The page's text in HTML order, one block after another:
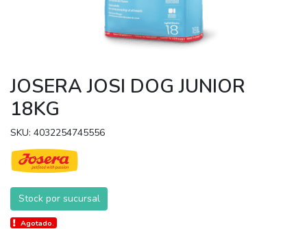
JOSERA JOSI DOG JUNIOR
18KG
SKU: 4032254745556
Stock por sucursal
Agotado.